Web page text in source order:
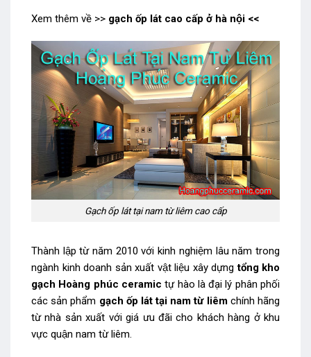
Xem thêm về >> gạch ốp lát cao cấp ở hà nội <<
Gạch ốp lát tại nam từ liêm cao cấp
Thành lập từ năm 2010 với kinh nghiệm lâu năm trong
ngành kinh doanh sản xuất vật liệu xây dựng tổng kho
gạch Hoàng phúc ceramic tự hào là đại lý phân phối
các sản phẩm gạch ốp lát tại nam từ liêm chính hãng
từ nhà sản xuất với giá ưu đãi cho khách hàng ở khu
vực quận nam từ liêm.